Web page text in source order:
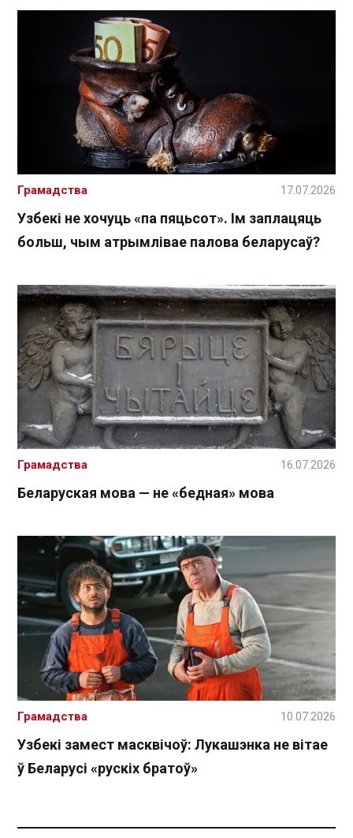
Узбекі не хочуць «па пяцьсот». Ім заплацяць
больш, чым атрымлівае палова беларусаў?
Грамадства 17.07.2026
Беларуская мова — не «бедная» мова
Грамадства 16.07.2026
Узбекі замест масквічоў: Лукашэнка не вітае
ў Беларусі «рускіх братоў»
Грамадства 10.07.2026